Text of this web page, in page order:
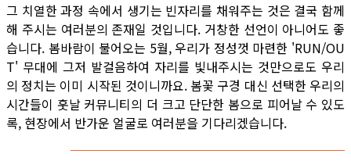
그 치열한 과정 속에서 생기는 빈자리를 채워주는 것은 결국 함께
해 주시는 여러분의 존재일 것입니다. 거창한 선언이 아니어도 좋
습니다. 봄바람이 불어오는 5월, 우리가 정성껏 마련한 'RUN/OU
T' 무대에 그저 발걸음하여 자리를 빛내주시는 것만으로도 우리
의 정치는 이미 시작된 것이니까요. 봄꽃 구경 대신 선택한 우리의
시간들이 훗날 커뮤니티의 더 크고 단단한 봄으로 피어날 수 있도
록, 현장에서 반가운 얼굴로 여러분을 기다리겠습니다.